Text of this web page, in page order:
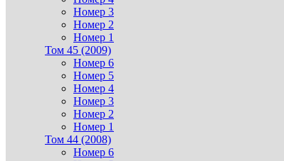
Номер 3
Номер 2
Номер 1
Том 45 (2009)
Номер 6
Номер 5
Номер 4
Номер 3
Номер 2
Номер 1
Том 44 (2008)
Номер 6